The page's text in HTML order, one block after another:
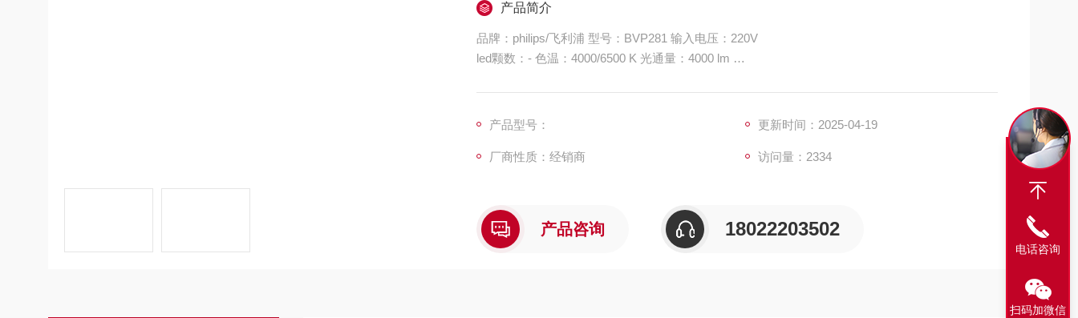
产品简介
品牌：philips/飞利浦 型号：BVP281 输入电压：220V
led颗数：- 色温：4000/6500 K 光通量：4000 lm
产品型号：
更新时间：2025-04-19
厂商性质：经销商 访问量：2334
产品咨询 18022203502
电话咨询
扫码加微信